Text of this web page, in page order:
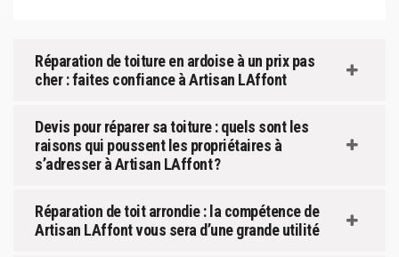
Réparation de toiture en ardoise à un prix pas
cher : faites confiance à Artisan LAffont
Devis pour réparer sa toiture : quels sont les
raisons qui poussent les propriétaires à
s’adresser à Artisan LAffont ?
Réparation de toit arrondie : la compétence de
Artisan LAffont vous sera d’une grande utilité